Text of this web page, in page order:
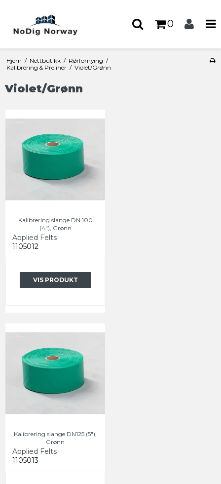
0
Hjem / Nettbutikk / Rørfornying /
Kalibrering & Preliner / Violet/Grønn
Violet/Grønn
Kalibrering slange DN 100
(4"), Grønn
Applied Felts
1105012
VIS PRODUKT
Kalibrering slange DN125 (5"),
Grønn
Applied Felts
1105013